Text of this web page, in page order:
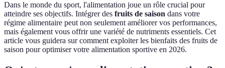
Dans le monde du sport, l'alimentation joue un rôle crucial pour
atteindre ses objectifs. Intégrer des fruits de saison dans votre
régime alimentaire peut non seulement améliorer vos performances,
mais également vous offrir une variété de nutriments essentiels. Cet
article vous guidera sur comment exploiter les bienfaits des fruits de
saison pour optimiser votre alimentation sportive en 2026.